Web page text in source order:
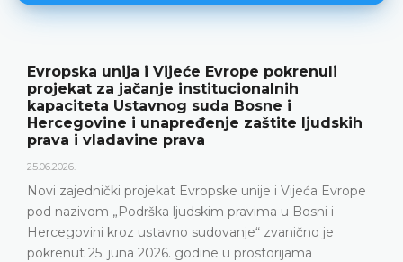
Evropska unija i Vijeće Evrope pokrenuli
projekat za jačanje institucionalnih
kapaciteta Ustavnog suda Bosne i
Hercegovine i unapređenje zaštite ljudskih
prava i vladavine prava
25.06.2026.
Novi zajednički projekat Evropske unije i Vijeća Evrope
pod nazivom „Podrška ljudskim pravima u Bosni i
Hercegovini kroz ustavno sudovanje“ zvanično je
pokrenut 25. juna 2026. godine u prostorijama